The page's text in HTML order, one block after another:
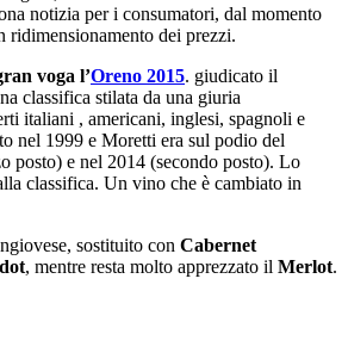
notizia per i consumatori, dal momento
ridimensionamento dei prezzi.
voga l’Oreno 2015. giudicato il
classifica stilata da una giuria
italiani , americani, inglesi, spagnoli e
nel 1999 e Moretti era sul podio del
posto) e nel 2014 (secondo posto). Lo
classifica. Un vino che è cambiato in
sostituito con Cabernet
, mentre resta molto apprezzato il Merlot.